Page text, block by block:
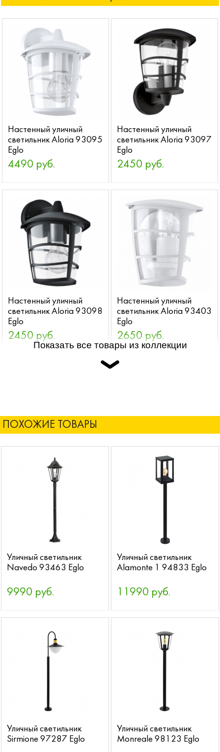
Настенный уличный
светильник Aloria 93095
Eglo
4490 руб.
Настенный уличный
светильник Aloria 93097
Eglo
2450 руб.
Настенный уличный
светильник Aloria 93098
Eglo
2450 руб.
Настенный уличный
светильник Aloria 93403
Eglo
2650 руб.
Показать все товары из коллекции
ПОХОЖИЕ ТОВАРЫ
Уличный светильник
Navedo 93463 Eglo
9990 руб.
Уличный светильник
Alamonte 1 94833 Eglo
11990 руб.
Уличный светильник
Sirmione 97287 Eglo
Уличный светильник
Monreale 98123 Eglo